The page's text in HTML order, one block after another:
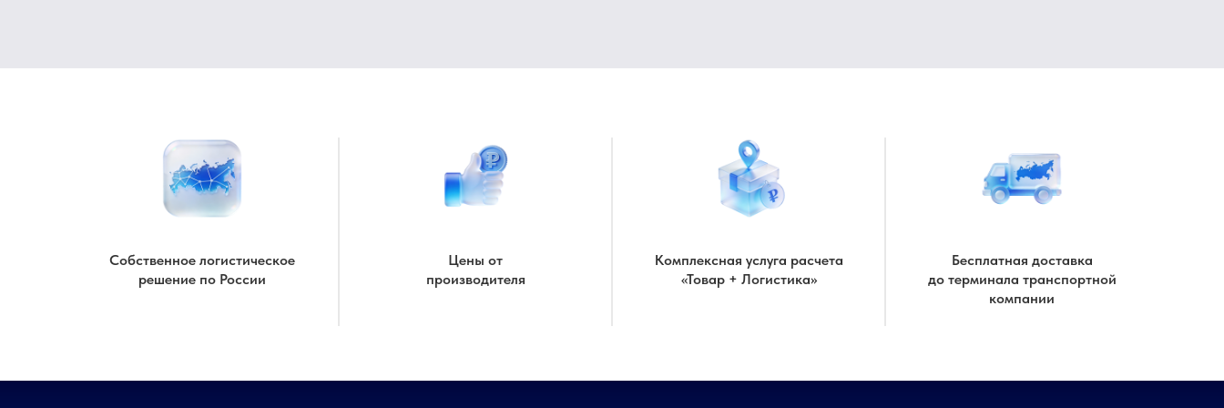
Собственное логистическое
решение по России
Цены от
производителя
Комплексная услуга расчета
«Товар + Логистика»
Бесплатная доставка
до терминала транспортной
компании